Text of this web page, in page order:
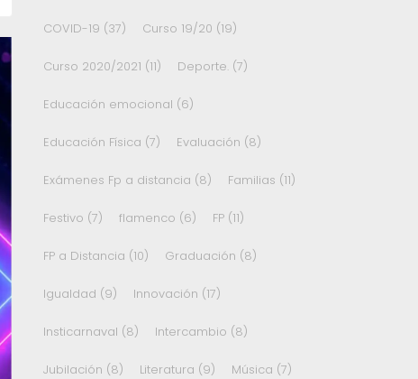
COVID-19 (37) Curso 19/20 (19)
Curso 2020/2021 (11) Deporte.(7)
Educación emocional (6)
Educación Física (7) Evaluación (8)
Exámenes Fp a distancia (8) Familias (11)
Festivo (7) flamenco (6) FP(11)
FP a Distancia (10) Graduación (8)
Igualdad (9) Innovación (17)
Insticarnaval (8) Intercambio (8)
Jubilación (8) Literatura (9) Música (7)